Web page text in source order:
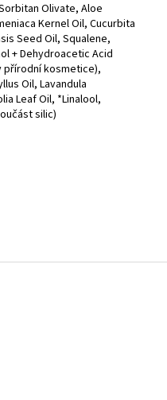
Olivate, Aloe
Kernel Oil, Cucurbita
Seed Oil, Squalene,
+ Dehydroacetic Acid
přírodní kosmetice),
Oil, Lavandula
Leaf Oil, *Linalool,
silic)